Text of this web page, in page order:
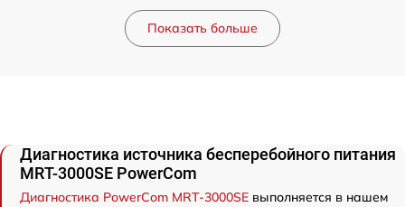
Показать больше
Диагностика источника бесперебойного питания
MRT-3000SE PowerCom
Диагностика PowerCom MRT-3000SE выполняется в нашем